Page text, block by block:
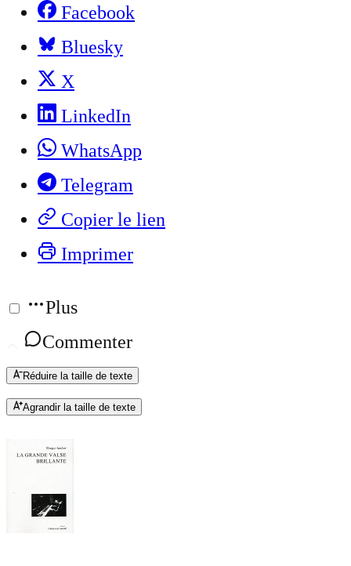
Facebook
Bluesky
X
LinkedIn
WhatsApp
Telegram
Copier le lien
Imprimer
Plus
Commenter
Réduire la taille de texte
Agrandir la taille de texte